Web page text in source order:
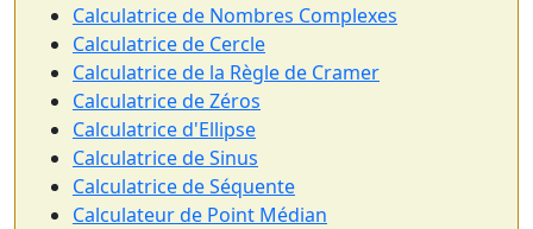
Calculatrice de Nombres Complexes
Calculatrice de Cercle
Calculatrice de la Règle de Cramer
Calculatrice de Zéros
Calculatrice d'Ellipse
Calculatrice de Sinus
Calculatrice de Séquente
Calculateur de Point Médian